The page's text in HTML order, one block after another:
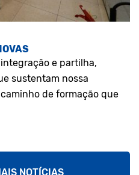
e partilha,
sustentam nossa
de formação que
NOTÍCIAS